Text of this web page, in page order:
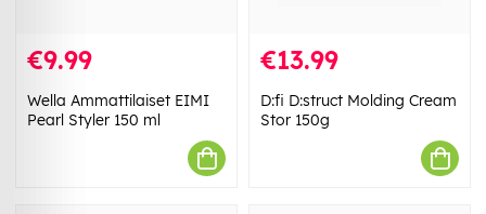
€9.99
Wella Ammattilaiset EIMI
Pearl Styler 150 ml
€13.99
D:fi D:struct Molding Cream
Stor 150g